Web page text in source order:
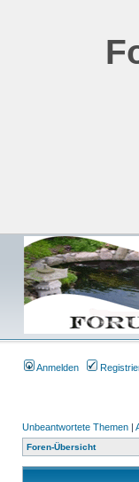
Anmelden
Unbeantwortete Themen |
Foren-Übersicht